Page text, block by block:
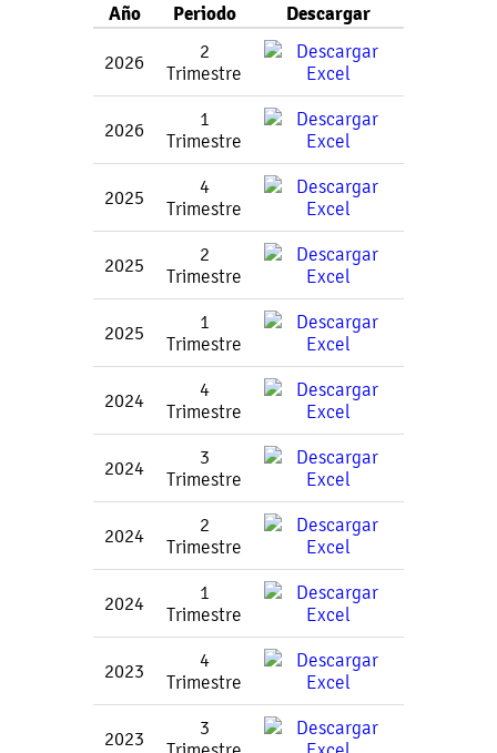
Año Periodo Descargar
2026
2
Trimestre
2026
1
Trimestre
2025
4
Trimestre
2025
2
Trimestre
2025
1
Trimestre
2024
4
Trimestre
2024
3
Trimestre
2024
2
Trimestre
2024
1
Trimestre
2023
4
Trimestre
2023
3